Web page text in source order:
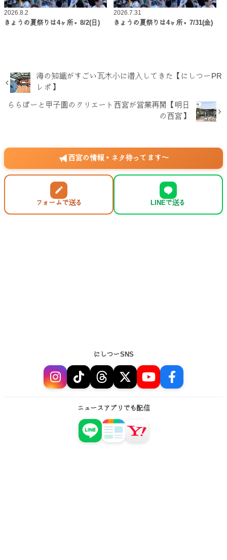
2026.8.2
きょうの夏祭りは4ヶ所。8/2(日)
2026.7.31
きょうの夏祭りは4ヶ所。7/31(金)
海の知識がすごい瓦木小に潜入してきた【にしつーPR
レポ】
ららぽーと甲子園のクリエート西宮が営業再開【明日
の西宮】
西宮の情報・ネタ待ってます〜
フォームで送る LINEで送る
にしつーSNS
ニュースアプリでも配信